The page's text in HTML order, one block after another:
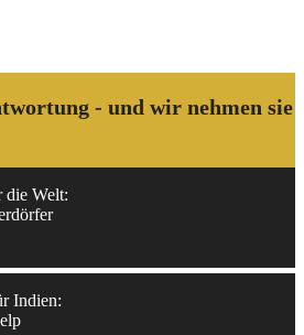
- und wir nehmen sie
die Welt:
Indien: